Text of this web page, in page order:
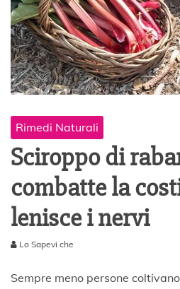
Rimedi Naturali
Sciroppo di
combatte la
lenisce i nervi
2
Lo Sapevi che
Sempre meno persone